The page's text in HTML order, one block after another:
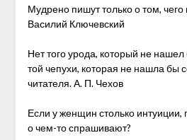
Мудрено пишут только о том,
Василий Ключевский
Нет того урода, который не
той чепухи, которая не нашла бы
читателя. А. П. Чехов
Если у женщин столько интуиции,
о чем-то спрашивают?